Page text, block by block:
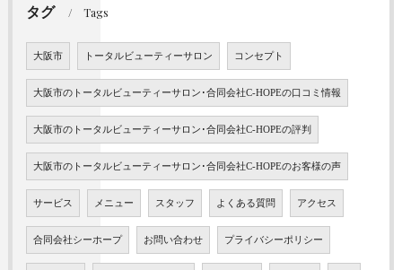
タグ Tags
大阪市 トータルビューティーサロン コンセプト
大阪市のトータルビューティーサロン･合同会社C-HOPEの口コミ情報
大阪市のトータルビューティーサロン･合同会社C-HOPEの評判
大阪市のトータルビューティーサロン･合同会社C-HOPEのお客様の声
サービス メニュー スタッフ よくある質問 アクセス
合同会社シーホープ お問い合わせ プライバシーポリシー